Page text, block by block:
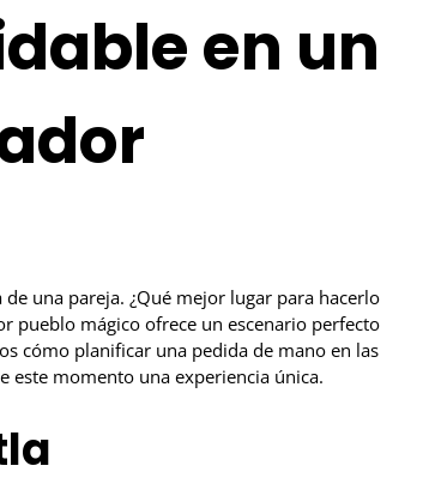
en un
una pareja. ¿Qué mejor lugar para hacerlo
pueblo mágico ofrece un escenario perfecto
cómo planificar una pedida de mano en las
este momento una experiencia única.